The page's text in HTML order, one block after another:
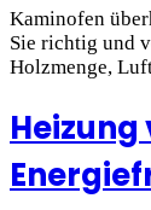
Kaminofen
Sie richtig und
Holzmenge,